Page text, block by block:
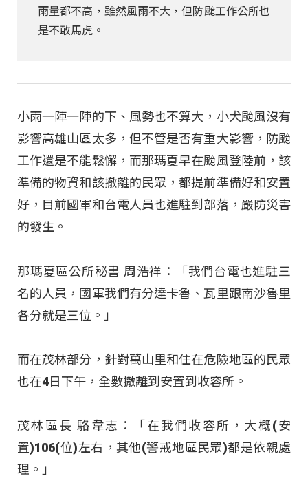
雨量都不高，雖然風雨不大，但防颱工作公所也
是不敢馬虎。
小雨一陣一陣的下、風勢也不算大，小犬颱風沒有
影響高雄山區太多，但不管是否有重大影響，防颱
工作還是不能鬆懈，而那瑪夏早在颱風登陸前，該
準備的物資和該撤離的民眾，都提前準備好和安置
好，目前國軍和台電人員也進駐到部落，嚴防災害
的發生。
那瑪夏區公所秘書 周浩祥：「我們台電也進駐三
名的人員，國軍我們有分達卡魯、瓦里跟南沙魯里
各分就是三位。」
而在茂林部分，針對萬山里和住在危險地區的民眾
也在4日下午，全數撤離到安置到收容所。
茂林區長 駱韋志：「在我們收容所，大概(安
置)106(位)左右，其他(警戒地區民眾)都是依親處
理。」